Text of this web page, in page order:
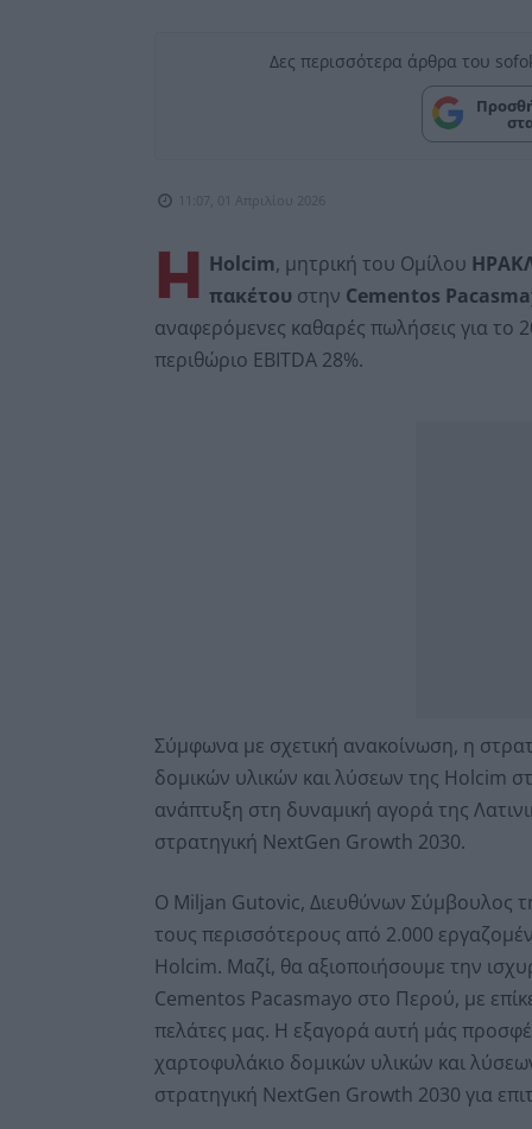
Δες περισσότερα άρθρα του
11:07, 01 Απριλίου 2026
Η Holcim, μητρική του Ομίλου
πακέτου στην Cementos
αναφερόμενες καθαρές πωλήσεις για
περιθώριο EBITDA 28%.
Σύμφωνα με σχετική ανακοίνωση, η
δομικών υλικών και λύσεων της Holcim
ανάπτυξη στη δυναμική αγορά της
στρατηγική NextGen Growth 2030.
Ο Miljan Gutovic, Διευθύνων Σύμβουλος
τους περισσότερους από 2.000
Holcim. Μαζί, θα αξιοποιήσουμε την
Cementos Pacasmayo στο Περού, με
πελάτες μας. Η εξαγορά αυτή μάς
χαρτοφυλάκιο δομικών υλικών και
στρατηγική NextGen Growth 2030 για